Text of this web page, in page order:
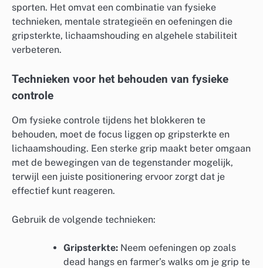
sporten. Het omvat een combinatie van fysieke
technieken, mentale strategieën en oefeningen die
gripsterkte, lichaamshouding en algehele stabiliteit
verbeteren.
Technieken voor het behouden van fysieke
controle
Om fysieke controle tijdens het blokkeren te
behouden, moet de focus liggen op gripsterkte en
lichaamshouding. Een sterke grip maakt beter omgaan
met de bewegingen van de tegenstander mogelijk,
terwijl een juiste positionering ervoor zorgt dat je
effectief kunt reageren.
Gebruik de volgende technieken:
Gripsterkte: Neem oefeningen op zoals
dead hangs en farmer’s walks om je grip te